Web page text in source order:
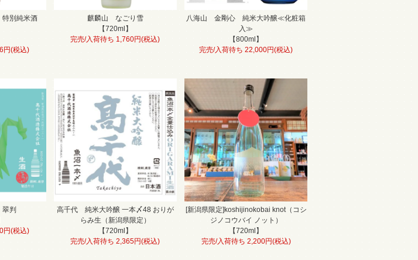
別純米酒
円(税込)
麒麟山 なごり雪
【720ml】
完売/入荷待ち 1,760円(税込)
八海山 金剛心 純米大吟醸≪化粧箱
入≫
【800ml】
完売/入荷待ち 22,000円(税込)
判
円(税込)
高千代 純米大吟醸 一本〆48 おりが
らみ生（新潟県限定）
【720ml】
完売/入荷待ち 2,365円(税込)
[新潟県限定]koshijinokobai knot（コシ
ジノコウバイ ノット）
【720ml】
完売/入荷待ち 2,200円(税込)